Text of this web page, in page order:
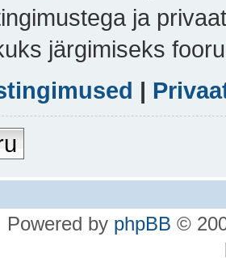
ja
järgimiseks
|
Powered by phpBB ©